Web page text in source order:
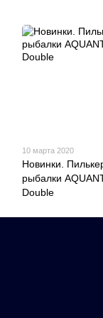
10 марта 2020
Новинки.
рыбалки
Double